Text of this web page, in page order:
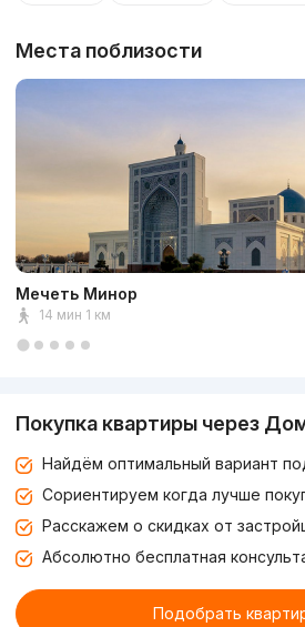
Места поблизости
Мечеть Минор
14 мин 1 км
Покупка квартиры через
Найдём оптимальный вариант
Сориентируем когда лучше
Расскажем о скидках от
Абсолютно бесплатная
Подобрать